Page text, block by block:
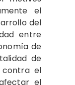
el
del
entre
de
de
el
el